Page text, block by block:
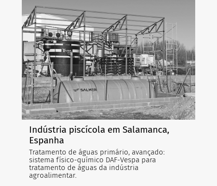
Indústria piscícola em Salamanca,
Espanha
Tratamento de águas primário, avançado:
sistema físico-químico DAF-Vespa para
tratamento de águas da indústria
agroalimentar.